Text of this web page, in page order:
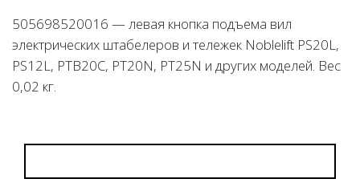
505698520016 — левая кнопка подъема вил
электрических штабелеров и тележек Noblelift PS20L,
PS12L, PTB20C, PT20N, PT25N и других моделей. Вес
0,02 кг.